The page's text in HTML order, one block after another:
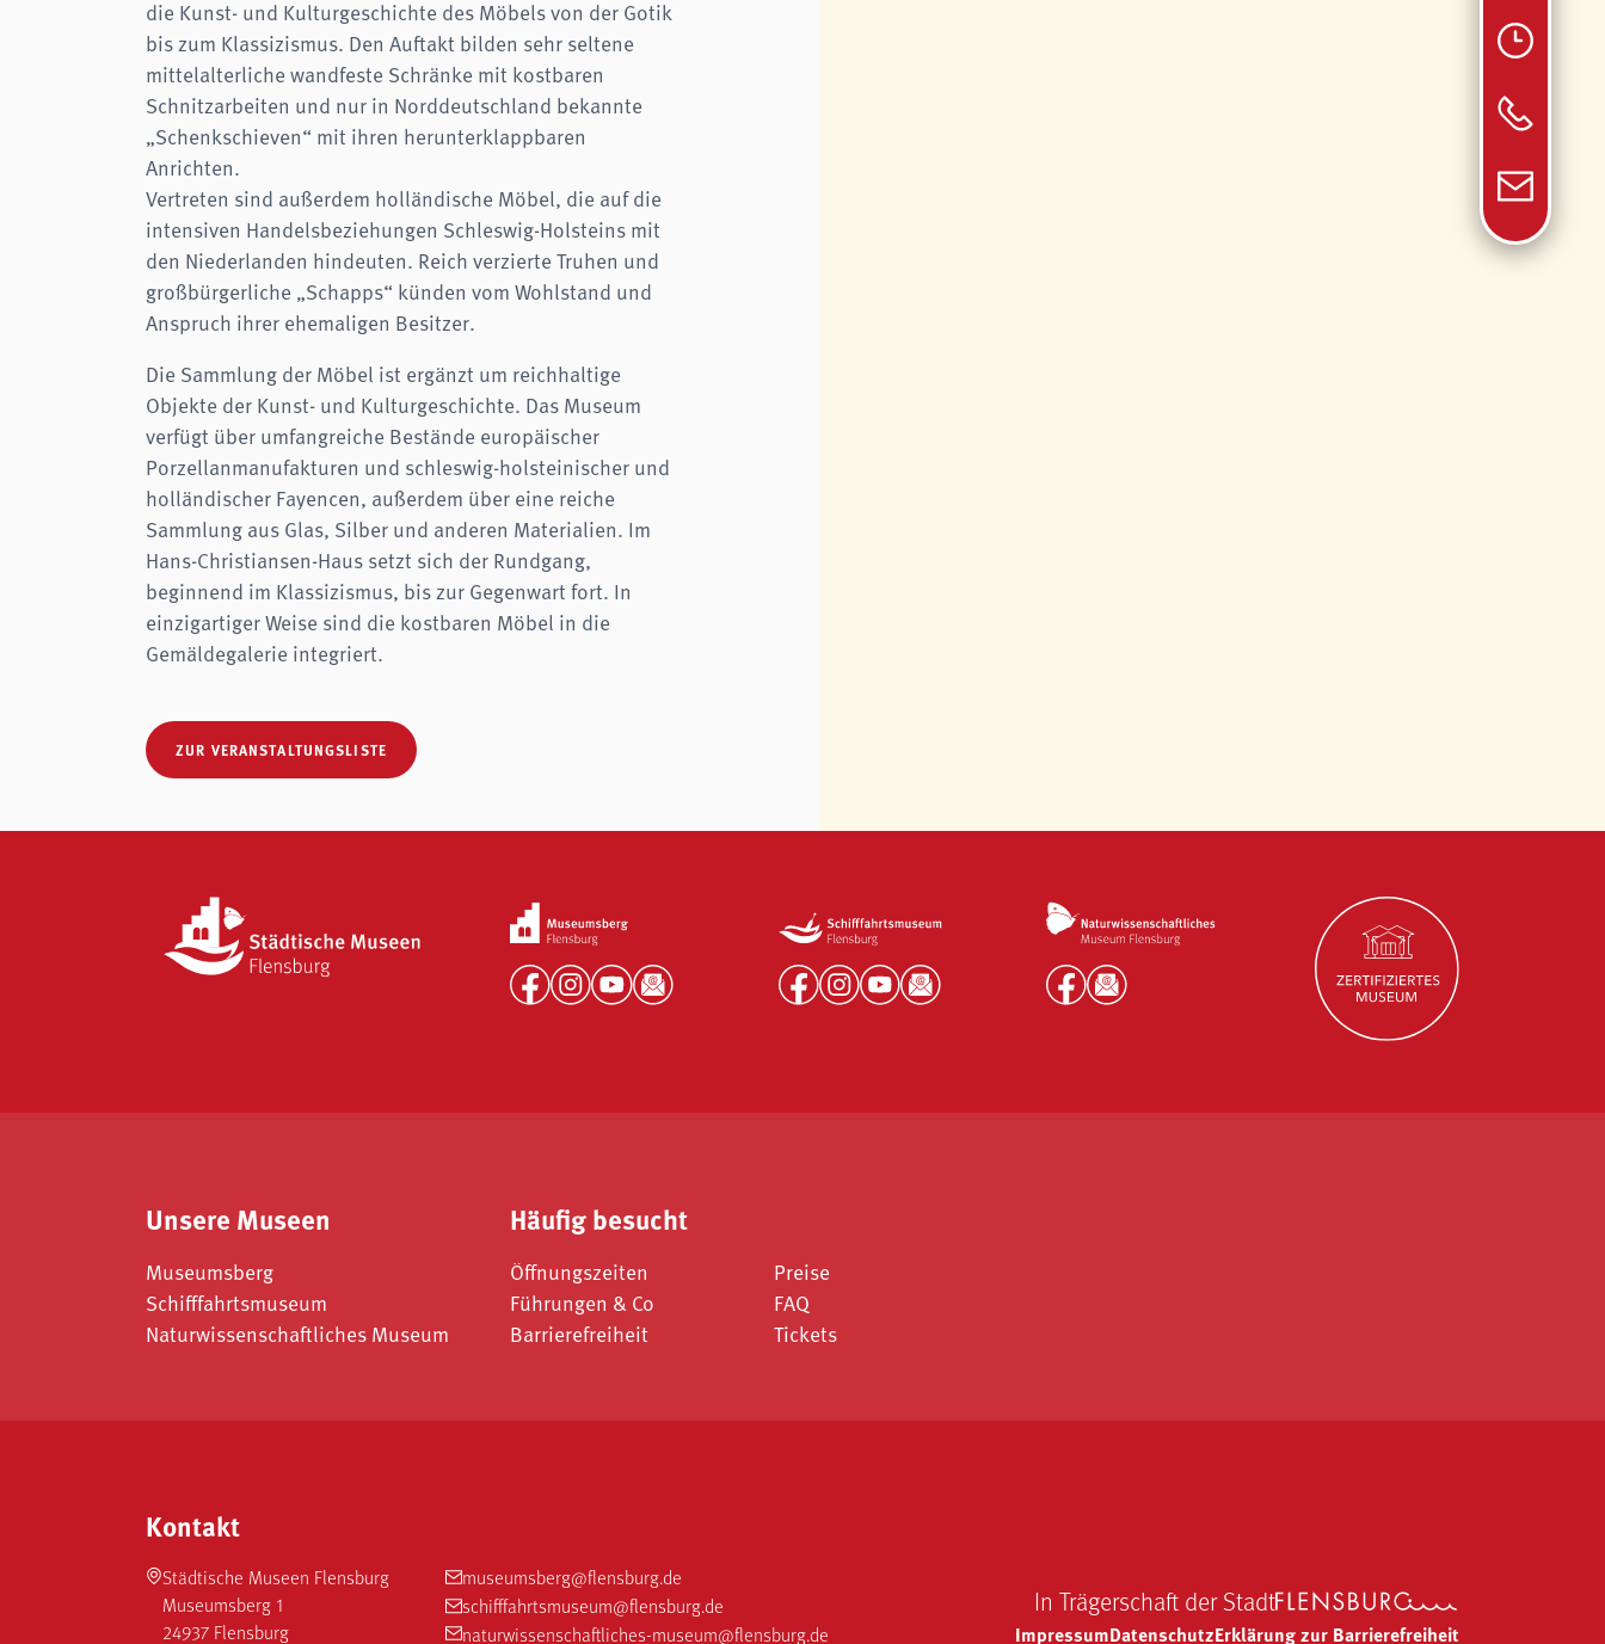
die Kunst- und Kulturgeschichte des Möbels von der Gotik
bis zum Klassizismus. Den Auftakt bilden sehr seltene
mittelalterliche wandfeste Schränke mit kostbaren
Schnitzarbeiten und nur in Norddeutschland bekannte
„Schenkschieven“ mit ihren herunterklappbaren
Anrichten.
Vertreten sind außerdem holländische Möbel, die auf die
intensiven Handelsbeziehungen Schleswig-Holsteins mit
den Niederlanden hindeuten. Reich verzierte Truhen und
großbürgerliche „Schapps“ künden vom Wohlstand und
Anspruch ihrer ehemaligen Besitzer.
Die Sammlung der Möbel ist ergänzt um reichhaltige
Objekte der Kunst- und Kulturgeschichte. Das Museum
verfügt über umfangreiche Bestände europäischer
Porzellanmanufakturen und schleswig-holsteinischer und
holländischer Fayencen, außerdem über eine reiche
Sammlung aus Glas, Silber und anderen Materialien. Im
Hans-Christiansen-Haus setzt sich der Rundgang,
beginnend im Klassizismus, bis zur Gegenwart fort. In
einzigartiger Weise sind die kostbaren Möbel in die
Gemäldegalerie integriert.
ZUR VERANSTALTUNGSLISTE
Unsere Museen
Museumsberg
Schifffahrtsmuseum
Naturwissenschaftliches Museum
Häufig besucht
Öffnungszeiten
Preise
Führungen & Co
FAQ
Barrierefreiheit
Tickets
Kontakt
Städtische Museen Flensburg
Museumsberg 1
24937 Flensburg
museumsberg@flensburg.de
schifffahrtsmuseum@flensburg.de
naturwissenschaftliches-museum@flensburg.de
In Trägerschaft der Stadt
ImpressumDatenschutzErklärung zur Barrierefreiheit